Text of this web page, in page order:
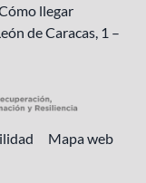
llegar
de Caracas, 1 –
Mapa web